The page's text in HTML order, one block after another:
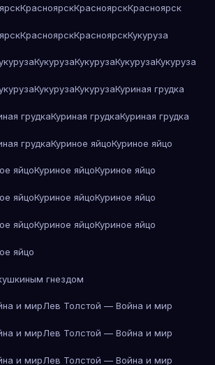
КрасноярскКрасноярскКрасноярск
КрасноярскКрасноярскКукуруза
КукурузаКукурузаКукурузаКукуруза
КукурузаКукурузаКуриная грудка
грудкаКуриная грудкаКуриная грудка
грудкаКуриное яйцоКуриное яйцо
яйцоКуриное яйцоКуриное яйцо
яйцоКуриное яйцоКуриное яйцо
яйцоКуриное яйцоКуриное яйцо
яйцо
гнездом
и мирЛев Толстой — Война и мир
и мирЛев Толстой — Война и мир
и мирЛев Толстой — Война и мир